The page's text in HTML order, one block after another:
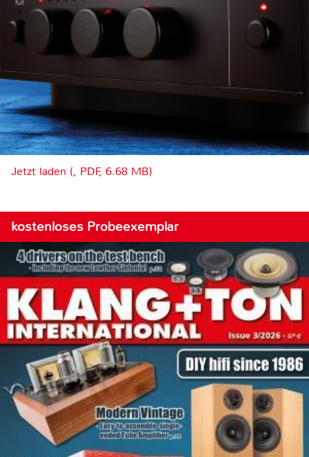
Jetzt laden (, PDF, 6.68 MB)
kostenloses Probeexemplar